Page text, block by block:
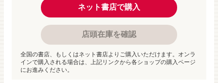
ネット書店で購入
店頭在庫を確認
全国の書店、もしくはネット書店よりご購入いただけます。オンラ
インで購入される場合は、上記リンクから各ショップの購入ページ
にお進みください。